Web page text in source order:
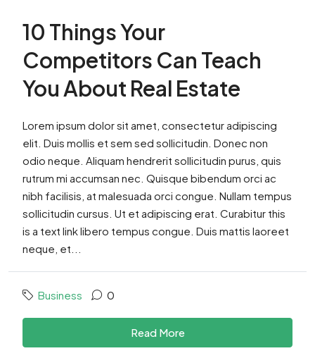
10 Things Your
Competitors Can Teach
You About Real Estate
Lorem ipsum dolor sit amet, consectetur adipiscing
elit. Duis mollis et sem sed sollicitudin. Donec non
odio neque. Aliquam hendrerit sollicitudin purus, quis
rutrum mi accumsan nec. Quisque bibendum orci ac
nibh facilisis, at malesuada orci congue. Nullam tempus
sollicitudin cursus. Ut et adipiscing erat. Curabitur this
is a text link libero tempus congue. Duis mattis laoreet
neque, et...
Business 0
Read More